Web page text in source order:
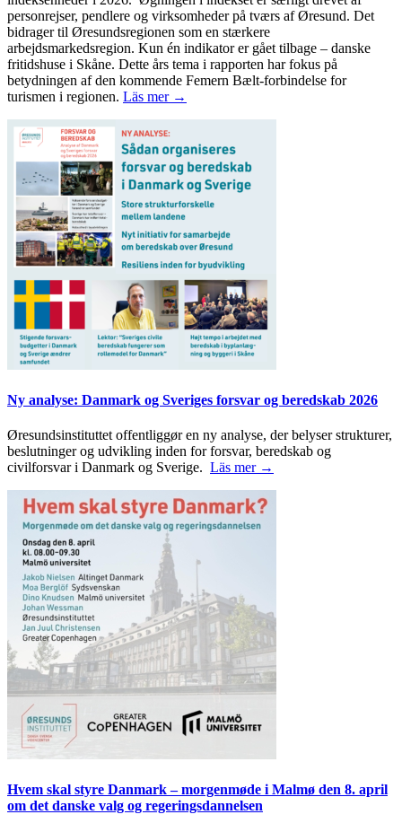
personrejser, pendlere og virksomheder på tværs af Øresund. Det
bidrager til Øresundsregionen som en stærkere
arbejdsmarkedsregion. Kun én indikator er gået tilbage – danske
fritidshuse i Skåne. Dette års tema i rapporten har fokus på
betydningen af den kommende Femern Bælt-forbindelse for
turismen i regionen. Läs mer →
Ny analyse: Danmark og Sveriges forsvar og beredskab 2026
Øresundsinstituttet offentliggør en ny analyse, der belyser strukturer,
beslutninger og udvikling inden for forsvar, beredskab og
civilforsvar i Danmark og Sverige. Läs mer →
Hvem skal styre Danmark – morgenmøde i Malmø den 8. april
om det danske valg og regeringsdannelsen